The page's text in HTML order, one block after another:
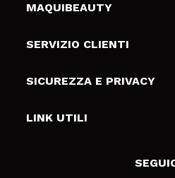
MAQUIBEAUTY
Chi siamo
Gift Cards
SERVIZIO CLIENTI
Spedizioni & Resi
Metodi di pagamamento
SICUREZZA E PRIVACY
Termini e condizioni
LINK UTILI